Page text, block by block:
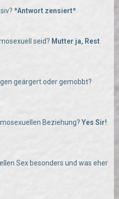
*Antwort zensiert*
seid? Mutter ja, Rest
geärgert oder gemobbt?
Beziehung? Yes Sir!
Sex besonders und was eher